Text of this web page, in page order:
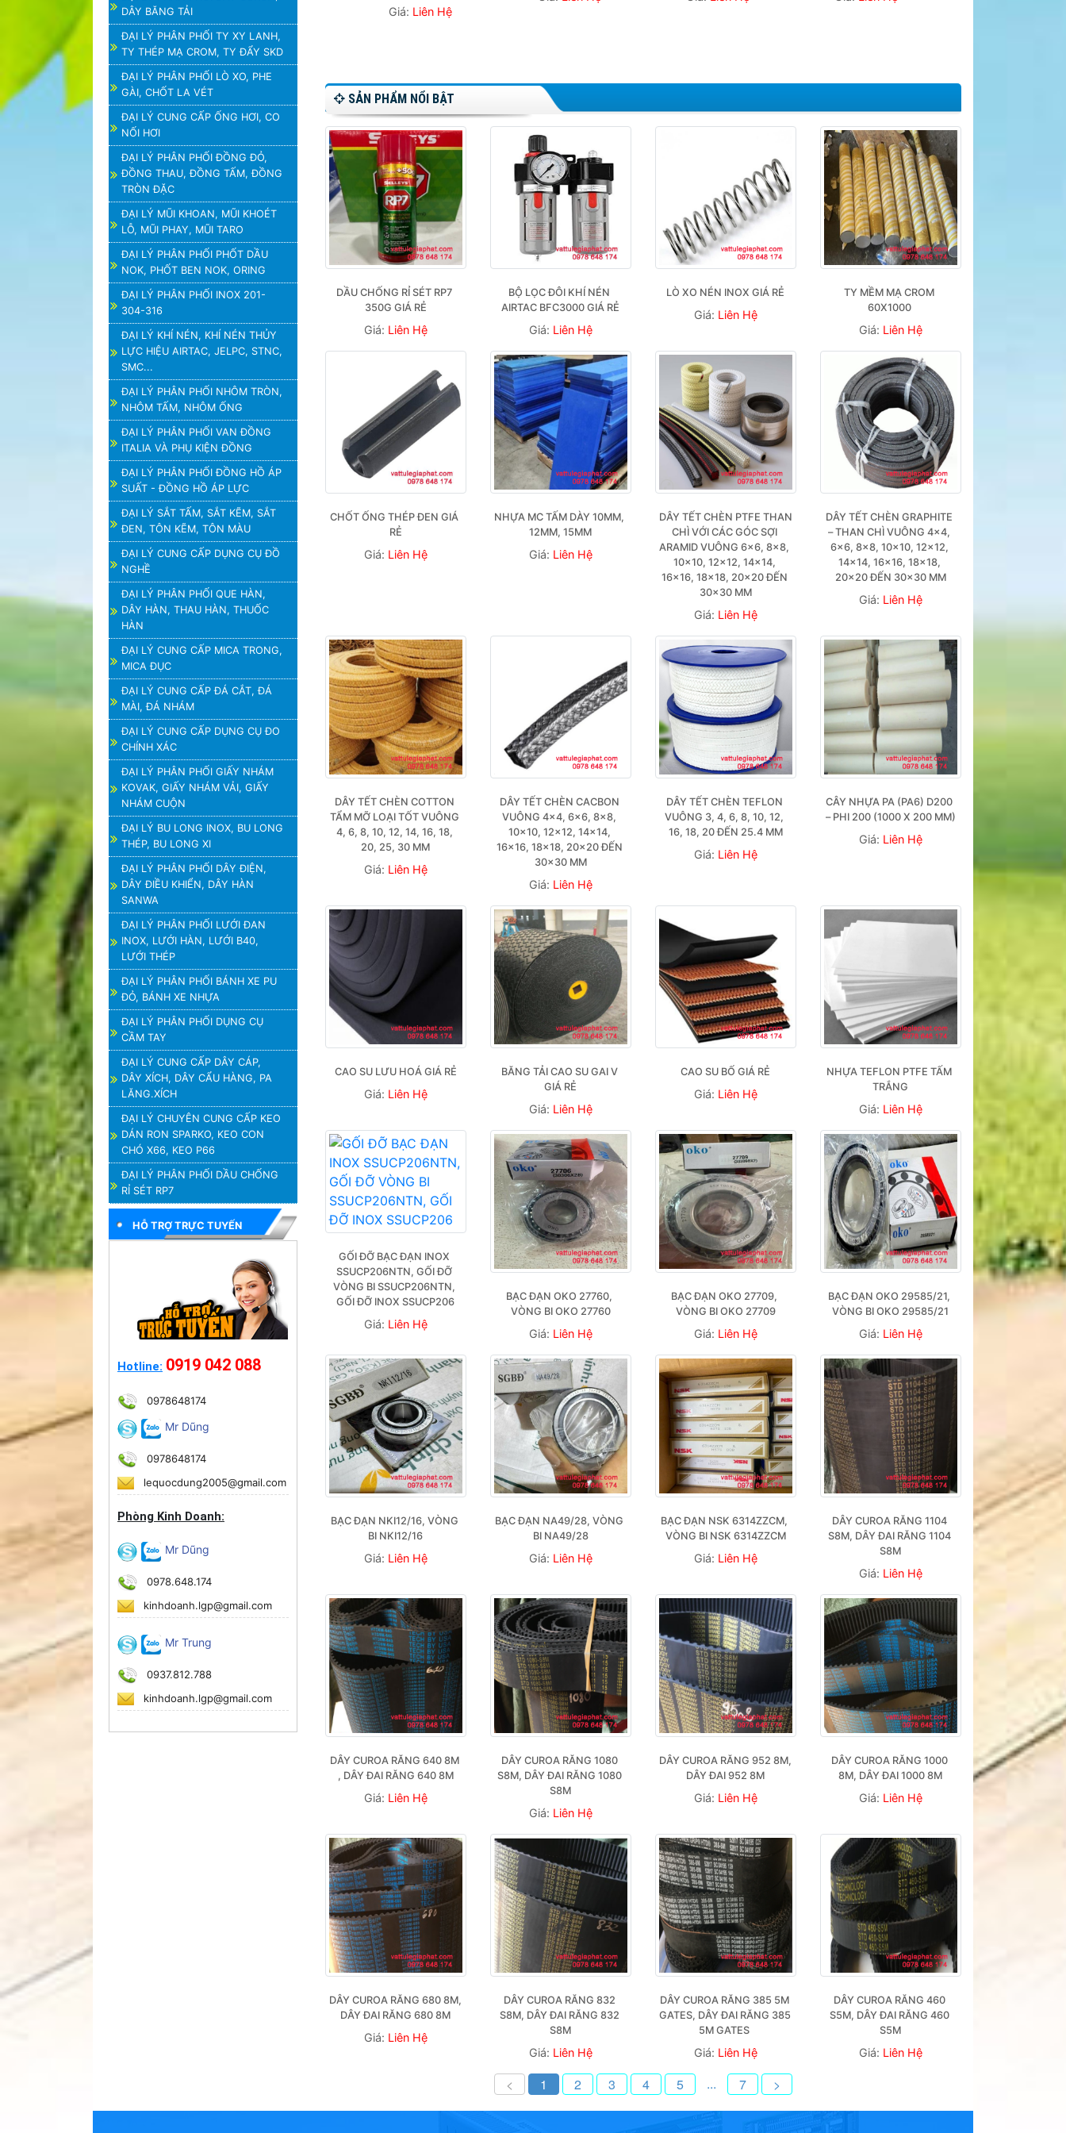
DÂY BĂNG TẢI
ĐẠI LÝ PHÂN PHỐI TY XY LANH,
TY THÉP MẠ CROM, TY ĐẨY SKD
ĐẠI LÝ PHÂN PHỐI LÒ XO, PHE
GÀI, CHỐT LA VÉT
ĐẠI LÝ CUNG CẤP ỐNG HƠI, CO
NỐI HƠI
ĐẠI LÝ PHÂN PHỐI ĐỒNG ĐỎ,
ĐỒNG THAU, ĐỒNG TẤM, ĐỒNG
TRÒN ĐẶC
ĐẠI LÝ MŨI KHOAN, MŨI KHOÉT
LỖ, MŨI PHAY, MŨI TARO
ĐẠI LÝ PHÂN PHỐI PHỐT DẦU
NOK, PHỐT BEN NOK, ORING
ĐẠI LÝ PHÂN PHỐI INOX 201-
304-316
ĐẠI LÝ KHÍ NÉN, KHÍ NÉN THỦY
LỰC HIỆU AIRTAC, JELPC, STNC,
SMC...
ĐẠI LÝ PHÂN PHỐI NHÔM TRÒN,
NHÔM TẤM, NHÔM ỐNG
ĐẠI LÝ PHÂN PHỐI VAN ĐỒNG
ITALIA VÀ PHỤ KIỆN ĐỒNG
ĐẠI LÝ PHÂN PHỐI ĐỒNG HỒ ÁP
SUẤT - ĐỒNG HỒ ÁP LỰC
ĐẠI LÝ SẮT TẤM, SẮT KẼM, SẮT
ĐEN, TÔN KẼM, TÔN MÀU
ĐẠI LÝ CUNG CẤP DỤNG CỤ ĐỒ
NGHỀ
ĐẠI LÝ PHÂN PHỐI QUE HÀN,
DÂY HÀN, THAU HÀN, THUỐC
HÀN
ĐẠI LÝ CUNG CẤP MICA TRONG,
MICA ĐỤC
ĐẠI LÝ CUNG CẤP ĐÁ CẮT, ĐÁ
MÀI, ĐÁ NHÁM
ĐẠI LÝ CUNG CẤP DỤNG CỤ ĐO
CHÍNH XÁC
ĐẠI LÝ PHÂN PHỐI GIẤY NHÁM
KOVAK, GIẤY NHÁM VẢI, GIẤY
NHÁM CUỘN
ĐẠI LÝ BU LONG INOX, BU LONG
THÉP, BU LONG XI
ĐẠI LÝ PHÂN PHỐI DÂY ĐIỆN,
DÂY ĐIỀU KHIỂN, DÂY HÀN
SANWA
ĐẠI LÝ PHÂN PHỐI LƯỚI ĐAN
INOX, LƯỚI HÀN, LƯỚI B40,
LƯỚI THÉP
ĐẠI LÝ PHÂN PHỐI BÁNH XE PU
ĐỎ, BÁNH XE NHỰA
ĐẠI LÝ PHÂN PHỐI DỤNG CỤ
CẦM TAY
ĐẠI LÝ CUNG CẤP DÂY CÁP,
DÂY XÍCH, DÂY CẨU HÀNG, PA
LĂNG.XÍCH
ĐẠI LÝ CHUYÊN CUNG CẤP KEO
DÁN RON SPARKO, KEO CON
CHÓ X66, KEO P66
ĐẠI LÝ PHÂN PHỐI DẦU CHỐNG
RỈ SÉT RP7
HỖ TRỢ TRỰC TUYẾN
Hotline: 0919 042 088
0978648174
Mr Dũng
0978648174
lequocdung2005@gmail.com
Phòng Kinh Doanh:
Mr Dũng
0978.648.174
kinhdoanh.lgp@gmail.com
Mr Trung
0937.812.788
kinhdoanh.lgp@gmail.com
Liên Hệ
SẢN PHẨM NỔI BẬT
DẦU CHỐNG RỈ SÉT RP7
350G GIÁ RẺ
Giá: Liên Hệ
BỘ LỌC ĐÔI KHÍ NÉN
AIRTAC BFC3000 GIÁ RẺ
Giá: Liên Hệ
LÒ XO NÉN INOX GIÁ RẺ
Giá: Liên Hệ
TY MỀM MẠ CROM
60X1000
Giá: Liên Hệ
CHỐT ỐNG THÉP ĐEN GIÁ
RẺ
Giá: Liên Hệ
NHỰA MC TẤM DÀY 10MM,
12MM, 15MM
Giá: Liên Hệ
DÂY TẾT CHÈN PTFE THAN
CHÌ VỚI CÁC GÓC SỢI
ARAMID VUÔNG 6×6, 8×8,
10×10, 12×12, 14×14,
16×16, 18×18, 20×20 ĐẾN
30×30 MM
Giá: Liên Hệ
DÂY TẾT CHÈN GRAPHITE
– THAN CHÌ VUÔNG 4×4,
6×6, 8×8, 10×10, 12×12,
14×14, 16×16, 18×18,
20×20 ĐẾN 30×30 MM
Giá: Liên Hệ
DÂY TẾT CHÈN COTTON
TẨM MỠ LOẠI TỐT VUÔNG
4, 6, 8, 10, 12, 14, 16, 18,
20, 25, 30 MM
Giá: Liên Hệ
DÂY TẾT CHÈN CACBON
VUÔNG 4×4, 6×6, 8×8,
10×10, 12×12, 14×14,
16×16, 18×18, 20×20 ĐẾN
30×30 MM
Giá: Liên Hệ
DÂY TẾT CHÈN TEFLON
VUÔNG 3, 4, 6, 8, 10, 12,
16, 18, 20 ĐẾN 25.4 MM
Giá: Liên Hệ
CÂY NHỰA PA (PA6) D200
– PHI 200 (1000 X 200 MM)
Giá: Liên Hệ
CAO SU LƯU HOÁ GIÁ RẺ
Giá: Liên Hệ
BĂNG TẢI CAO SU GAI V
GIÁ RẺ
Giá: Liên Hệ
CAO SU BỐ GIÁ RẺ
Giá: Liên Hệ
NHỰA TEFLON PTFE TẤM
TRẮNG
Giá: Liên Hệ
GỐI ĐỠ BẠC ĐẠN INOX
SSUCP206NTN, GỐI ĐỠ
VÒNG BI SSUCP206NTN,
GỐI ĐỠ INOX SSUCP206
Giá: Liên Hệ
BẠC ĐẠN OKO 27760,
VÒNG BI OKO 27760
Giá: Liên Hệ
BẠC ĐẠN OKO 27709,
VÒNG BI OKO 27709
Giá: Liên Hệ
BẠC ĐẠN OKO 29585/21,
VÒNG BI OKO 29585/21
Giá: Liên Hệ
BẠC ĐẠN NKI12/16, VÒNG
BI NKI12/16
Giá: Liên Hệ
BẠC ĐẠN NA49/28, VÒNG
BI NA49/28
Giá: Liên Hệ
BẠC ĐẠN NSK 6314ZZCM,
VÒNG BI NSK 6314ZZCM
Giá: Liên Hệ
DÂY CUROA RĂNG 1104
S8M, DÂY ĐAI RĂNG 1104
S8M
Giá: Liên Hệ
DÂY CUROA RĂNG 640 8M
, DÂY ĐAI RĂNG 640 8M
Giá: Liên Hệ
DÂY CUROA RĂNG 1080
S8M, DÂY ĐAI RĂNG 1080
S8M
Giá: Liên Hệ
DÂY CUROA RĂNG 952 8M,
DÂY ĐAI 952 8M
Giá: Liên Hệ
DÂY CUROA RĂNG 1000
8M, DÂY ĐAI 1000 8M
Giá: Liên Hệ
DÂY CUROA RĂNG 680 8M,
DÂY ĐAI RĂNG 680 8M
Giá: Liên Hệ
DÂY CUROA RĂNG 832
S8M, DÂY ĐAI RĂNG 832
S8M
Giá: Liên Hệ
DÂY CUROA RĂNG 385 5M
GATES, DÂY ĐAI RĂNG 385
5M GATES
Giá: Liên Hệ
DÂY CUROA RĂNG 460
S5M, DÂY ĐAI RĂNG 460
S5M
Giá: Liên Hệ
< 1 2 3 4 5 ... 7 >